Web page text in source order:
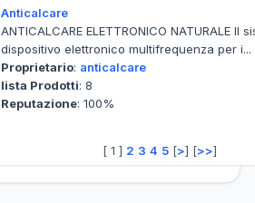
Anticalcare
ANTICALCARE ELETTRONICO NATURALE Il
dispositivo elettronico multifrequenza per i...
Proprietario: anticalcare
lista Prodotti: 8
Reputazione: 100%
[ 1 ] 2 3 4 5[>] [>>]